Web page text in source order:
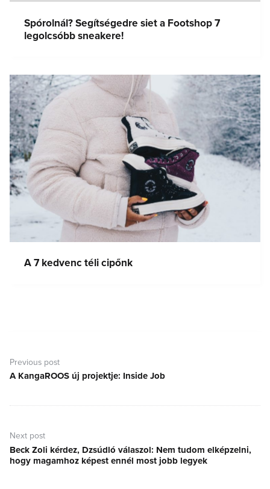
Spórolnál? Segítségedre siet a Footshop 7
legolcsóbb sneakere!
A 7 kedvenc téli cipőnk
navigáció
Previous post
Previous
A KangaROOS új projektje: Inside Job
Next post
Next
post:
Beck Zoli kérdez, Dzsúdló válaszol: Nem tudom elképzelni,
hogy magamhoz képest ennél most jobb legyek